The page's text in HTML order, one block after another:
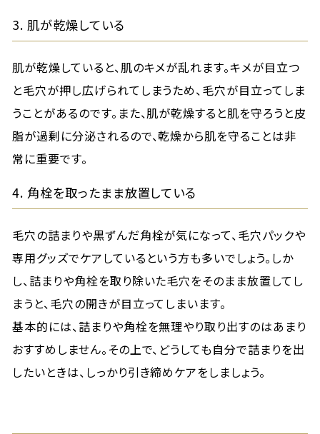
3. 肌が乾燥している
肌が乾燥していると、肌のキメが乱れます。キメが目立つ
と毛穴が押し広げられてしまうため、毛穴が目立ってしま
うことがあるのです。また、肌が乾燥すると肌を守ろうと皮
脂が過剰に分泌されるので、乾燥から肌を守ることは非
常に重要です。
4. 角栓を取ったまま放置している
毛穴の詰まりや黒ずんだ角栓が気になって、毛穴パックや
専用グッズでケアしているという方も多いでしょう。しか
し、詰まりや角栓を取り除いた毛穴をそのまま放置してし
まうと、毛穴の開きが目立ってしまいます。
基本的には、詰まりや角栓を無理やり取り出すのはあまり
おすすめしません。その上で、どうしても自分で詰まりを出
したいときは、しっかり引き締めケアをしましょう。